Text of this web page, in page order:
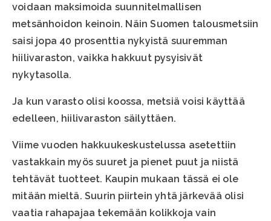
voidaan maksimoida suunnitelmallisen
metsänhoidon keinoin. Näin Suomen talousmetsiin
saisi jopa 40 prosenttia nykyistä suuremman
hiilivaraston, vaikka hakkuut pysyisivät
nykytasolla.
Ja kun varasto olisi koossa, metsiä voisi käyttää
edelleen, hiilivaraston säilyttäen.
Viime vuoden hakkuukeskustelussa asetettiin
vastakkain myös suuret ja pienet puut ja niistä
tehtävät tuotteet. Kaupin mukaan tässä ei ole
mitään mieltä. Suurin piirtein yhtä järkevää olisi
vaatia rahapajaa tekemään kolikkoja vain